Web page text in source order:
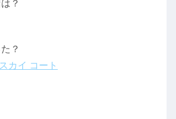
？
？
カイ コート